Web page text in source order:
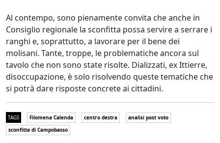
Al contempo, sono pienamente convita che anche in
Consiglio regionale la sconfitta possa servire a serrare i
ranghi e, soprattutto, a lavorare per il bene dei
molisani. Tante, troppe, le problematiche ancora sul
tavolo che non sono state risolte. Dializzati, ex Ittierre,
disoccupazione, è solo risolvendo queste tematiche che
si potrà dare risposte concrete ai cittadini.
TAGS Filomena Calenda centro destra
analisi post voto
sconfitta di Campobasso